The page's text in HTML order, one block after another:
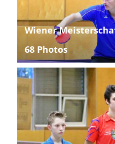
Wiener
68 Photos